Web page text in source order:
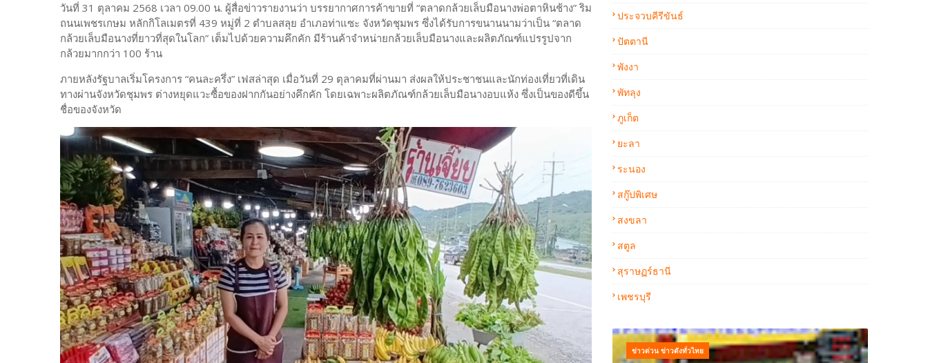
วันที่ 31 ตุลาคม 2568 เวลา 09.00 น. ผู้สื่อข่าวรายงานว่า บรรยากาศการค้าขายที่ “ตลาดกล้วยเล็บมือนางพ่อตาหินช้าง” ริม
ถนนเพชรเกษม หลักกิโลเมตรที่ 439 หมู่ที่ 2 ตำบลสลุย อำเภอท่าแซะ จังหวัดชุมพร ซึ่งได้รับการขนานนามว่าเป็น “ตลาด
กล้วยเล็บมือนางที่ยาวที่สุดในโลก” เต็มไปด้วยความคึกคัก มีร้านค้าจำหน่ายกล้วยเล็บมือนางและผลิตภัณฑ์แปรรูปจาก
กล้วยมากกว่า 100 ร้าน
ภายหลังรัฐบาลเริ่มโครงการ “คนละครึ่ง” เฟสล่าสุด เมื่อวันที่ 29 ตุลาคมที่ผ่านมา ส่งผลให้ประชาชนและนักท่องเที่ยวที่เดิน
ทางผ่านจังหวัดชุมพร ต่างหยุดแวะซื้อของฝากกันอย่างคึกคัก โดยเฉพาะผลิตภัณฑ์กล้วยเล็บมือนางอบแห้ง ซึ่งเป็นของดีขึ้น
ชื่อของจังหวัด
ประจวบคีรีขันธ์
ปัตตานี
พังงา
พัทลุง
ภูเก็ต
ยะลา
ระนอง
สกู๊ปพิเศษ
สงขลา
สตูล
สุราษฏร์ธานี
เพชรบุรี
ข่าวด่วน ข่าวดังทั่วไทย